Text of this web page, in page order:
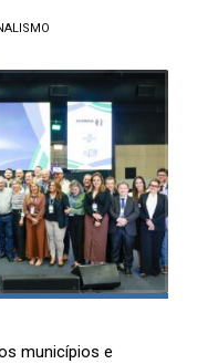
municípios e